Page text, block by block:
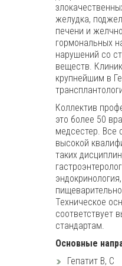
желудка,
печени и
гормональных
нарушений со
веществ.
крупнейшим в
Коллектив
это более 50
медсестер. Все
высокой
таких
Техническое
соответствует
стандартам.
Основные
Гепатит B, С